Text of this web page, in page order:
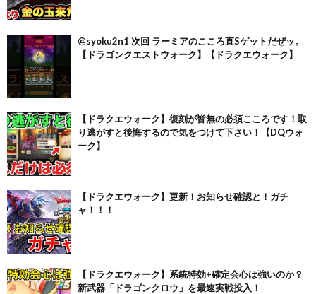
@syoku2n1 次回 ラーミアのこころ直Sゲットだぜッ。
【ドラゴンクエストウォーク】【ドラクエウォーク】
【ドラクエウォーク】復刻が皆無の必須こころです！取
り逃がすと後悔するので気をつけて下さい！【DQウォ
ーク】
【ドラクエウォーク】更新！お知らせ確認と！ガチ
ャ！！！
【ドラクエウォーク】系統特効+確定会心は強いのか？
新武器「ドラゴンクロウ」を最速実戦投入！